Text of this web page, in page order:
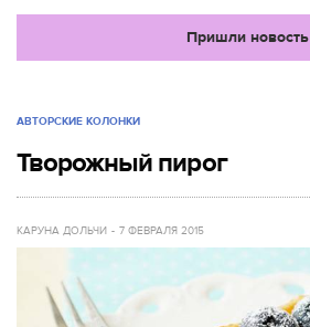
Пришли новость
АВТОРСКИЕ КОЛОНКИ
Творожный пирог
КАРУНА ДОЛЬЧИ 7 ФЕВРАЛЯ 2015